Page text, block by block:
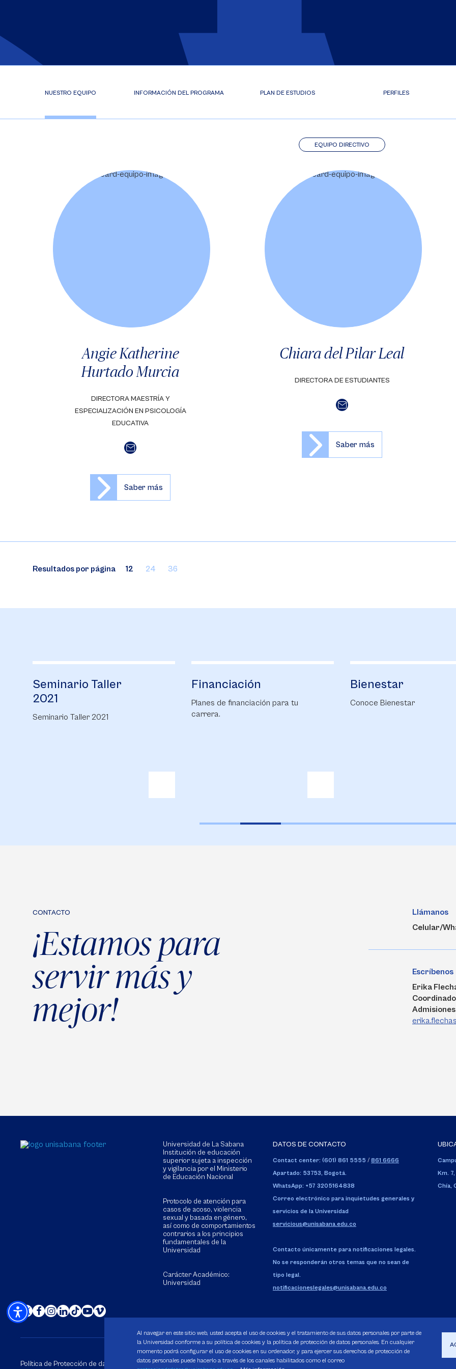
NUESTRO EQUIPO INFORMACIÓN DEL PROGRAMA PLAN DE ESTUDIOS PERFILES
EQUIPO DIRECTIVO
Angie Katherine
Hurtado Murcia
DIRECTORA MAESTRÍA Y
ESPECIALIZACIÓN EN PSICOLOGÍA
EDUCATIVA
Saber más
Chiara del Pilar Leal
DIRECTORA DE ESTUDIANTES
Saber más
Resultados por página 12 24 36
Financiación
Planes de financiación para tu
carrera.
Bienestar
Conoce Bienestar
Campus Life
Conoce nuestro Campus Life
CONTACTO
¡Estamos para
servir más y
mejor!
Llámanos
Celular/
Escríbenos
Erika
Admisiones
Universidad de La Sabana
Institución de educación
superior sujeta a inspección
y vigilancia por el Ministerio
de Educación Nacional
Protocolo de atención para
casos de acoso, violencia
sexual y basada en género,
así como de comportamientos
contrarios a los principios
fundamentales de la
Universidad
Carácter Académico:
Universidad
DATOS DE CONTACTO
Contact center: (601) 861 5555 / 861 6666
Apartado: 53753, Bogotá.
WhatsApp: +57 3205164838
Correo electrónico para inquietudes generales y
servicios de la Universidad
servicious@unisabana.edu.co
Contacto únicamente para notificaciones legales.
No se responderán otros temas que no sean de
tipo legal.
notificacioneslegales@unisabana.edu.co
Km.
Chía,
Política de Protección de datos Política de Cookies Derechos Pecuniarios
Al navegar en este sitio web, usted acepta el uso de cookies y el tratamiento de sus datos personales por parte de
la Universidad conforme a su política de cookies y la política de protección de datos personales. En cualquier
momento podrá configurar el uso de cookies en su ordenador, y para ejercer sus derechos de protección de
datos personales puede hacerlo a través de los canales habilitados como el correo